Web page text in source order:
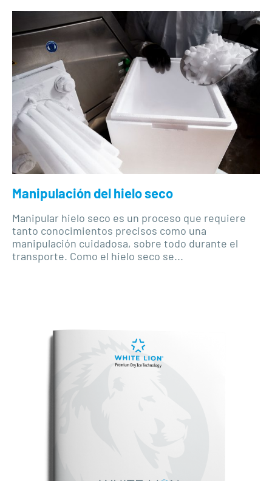
Manipulación del hielo seco
Manipular hielo seco es un proceso que requiere
tanto conocimientos precisos como una
manipulación cuidadosa, sobre todo durante el
transporte. Como el hielo seco se...